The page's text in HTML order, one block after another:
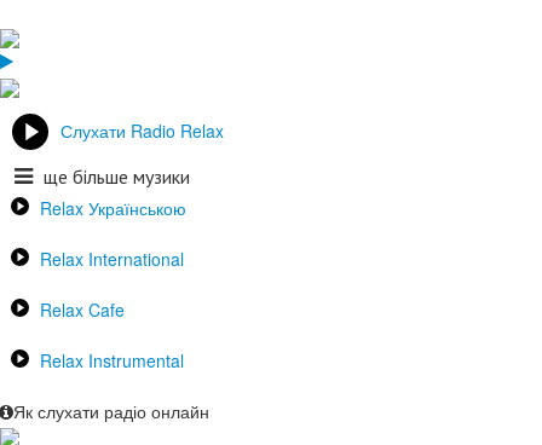
Слухати Radio Relax
ще більше музики
Relax Українською
Relax International
Relax Cafe
Relax Instrumental
Як слухати радіо онлайн